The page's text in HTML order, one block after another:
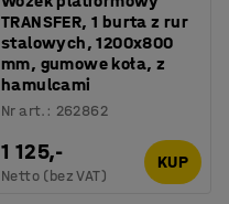
TRANSFER, 1 burta z rur
stalowych, 1200x800
mm, gumowe koła, z
hamulcami
Nr art. : 262862
1 125,-
Netto (bez VAT)
KUP